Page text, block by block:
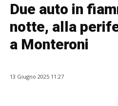
Due auto in
notte, alla
a Monteroni
13 Giugno 2025 11:27